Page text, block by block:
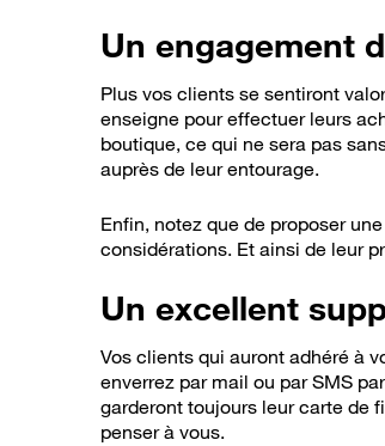
Un engagement
Plus vos clients se sentiront
enseigne pour effectuer leurs
boutique, ce qui ne sera pas
auprès de leur entourage.
Enfin, notez que de proposer
considérations. Et ainsi de leur
Un excellent
Vos clients qui auront adhéré à
enverrez par mail ou par SMS
garderont toujours leur carte de
penser à vous.